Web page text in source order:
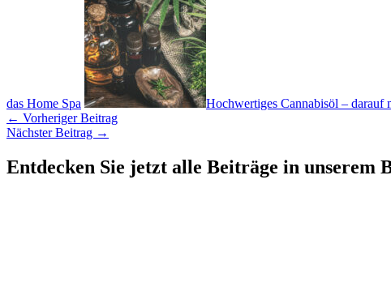
das Home Spa
Hochwertiges Cannabisöl – darauf
← Vorheriger Beitrag
Nächster Beitrag →
Entdecken Sie jetzt alle Beiträge in unserem